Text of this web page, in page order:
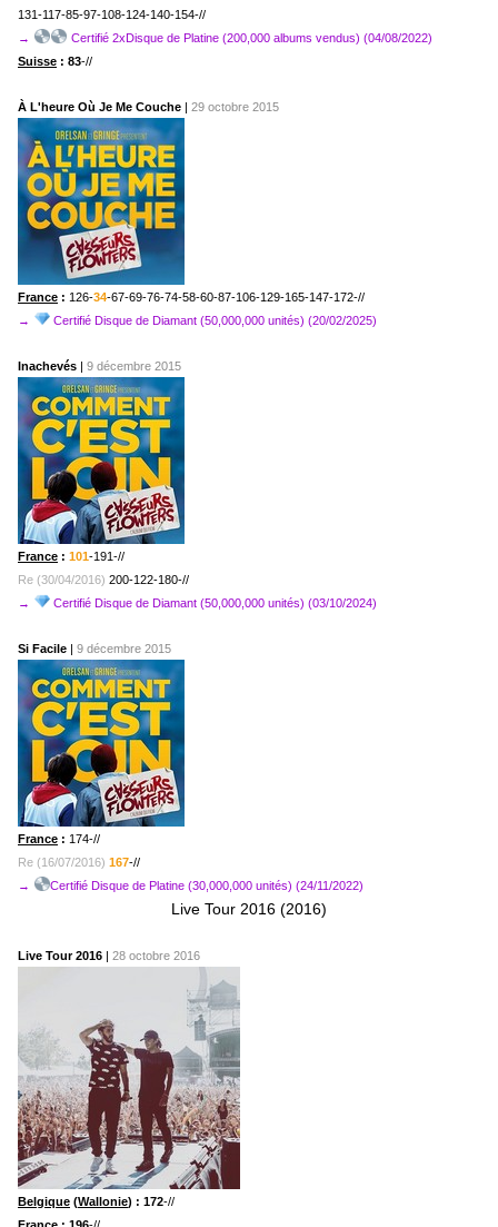
131-117-85-97-108-124-140-154-//
→
Certifié 2xDisque de Platine (200,000 albums vendus) (04/08/2022)
Suisse : 83-//
À L'heure Où Je Me Couche 29 octobre 2015
France : 126-34-67-69-76-74-58-60-87-106-129-165-147-172-//
→
Certifié Disque de Diamant (50,000,000 unités) (20/02/2025)
Inachevés 9 décembre 2015
France : 101-191-//
Re (30/04/2016) 200-122-180-//
→
Certifié Disque de Diamant (50,000,000 unités) (03/10/2024)
Si Facile 9 décembre 2015
France : 174-//
Re (16/07/2016) 167-//
→
Certifié Disque de Platine (30,000,000 unités) (24/11/2022)
Live Tour 2016 (2016)
Live Tour 2016 28 octobre 2016
Belgique (Wallonie) : 172-//